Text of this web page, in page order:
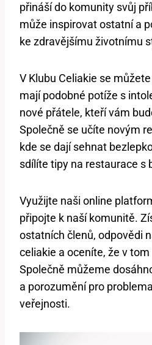
přináší do komunity svůj
může inspirovat ostatní a
ke zdravějšímu životnímu
V Klubu Celiakie se
mají podobné potíže s
nové přátele, kteří vám
Společně se učíte novým
kde se dají sehnat
sdílíte tipy na restaurace s
Využijte naši online
připojte k naší komunitě.
ostatních členů, odpovědi
celiakie a oceníte, že v
Společně můžeme
a porozumění pro
veřejnosti.